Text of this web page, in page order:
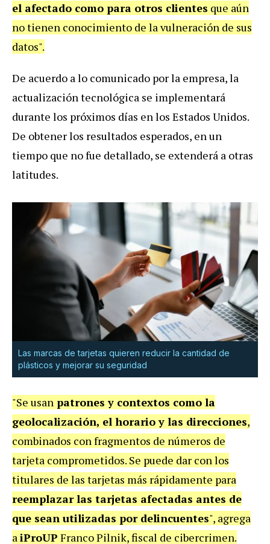
el afectado como para otros clientes que aún
no tienen conocimiento de la vulneración de sus
datos".
De acuerdo a lo comunicado por la empresa, la
actualización tecnológica se implementará
durante los próximos días en los Estados Unidos.
De obtener los resultados esperados, en un
tiempo que no fue detallado, se extenderá a otras
latitudes.
Las marcas de tarjetas quieren reducir la cantidad de
plásticos y mejorar su seguridad
"Se usan patrones y contextos como la
geolocalización, el horario y las direcciones,
combinados con fragmentos de números de
tarjeta comprometidos. Se puede dar con los
titulares de las tarjetas más rápidamente para
reemplazar las tarjetas afectadas antes de
que sean utilizadas por delincuentes", agrega
a iProUP Franco Pilnik, fiscal de cibercrimen.